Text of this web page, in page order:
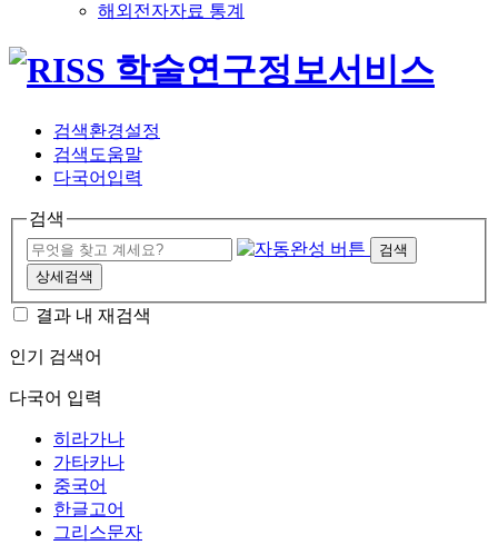
해외전자자료 통계
검색환경설정
검색도움말
다국어입력
검색
검색
상세검색
결과 내 재검색
인기 검색어
다국어 입력
히라가나
가타카나
중국어
한글고어
그리스문자